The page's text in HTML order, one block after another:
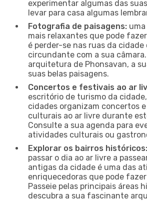
experimentar algumas das
levar para casa algumas
Fotografia de paisagens:
mais relaxantes que pode
é perder-se nas ruas da
circundante com a sua
arquitetura de Phonsavan, a
suas belas paisagens.
Concertos e festivais ao ar
escritório de turismo da
cidades organizam concertos
culturais ao ar livre durante
Consulte a sua agenda para
atividades culturais ou
Explorar os bairros históricos:
passar o dia ao ar livre a
antigas da cidade é uma das
enriquecedoras que pode
Passeie pelas principais áreas
descubra a sua fascinante